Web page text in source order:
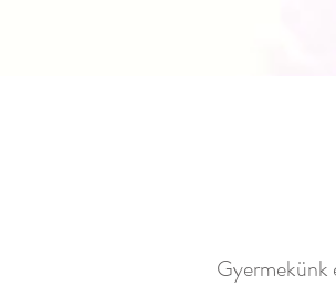
Gyermekünk